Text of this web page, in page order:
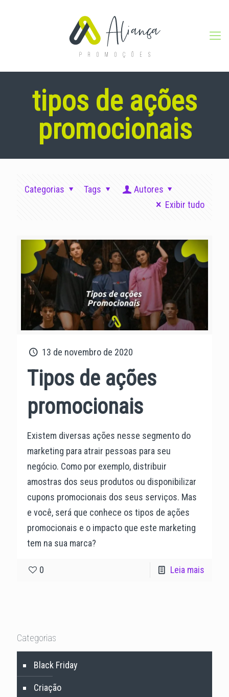
tipos de ações
promocionais
Categorias Tags
Autores
Exibir tudo
13 de novembro de 2020
Tipos de ações
promocionais
Existem diversas ações nesse segmento do
marketing para atrair pessoas para seu
negócio. Como por exemplo, distribuir
amostras dos seus produtos ou disponibilizar
cupons promocionais dos seus serviços. Mas
e você, será que conhece os tipos de ações
promocionais e o impacto que este marketing
tem na sua marca?
0 Leia mais
Categorias
Black Friday
Criação